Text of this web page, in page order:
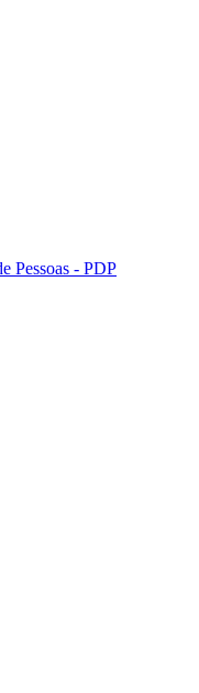
Pessoas - PDP